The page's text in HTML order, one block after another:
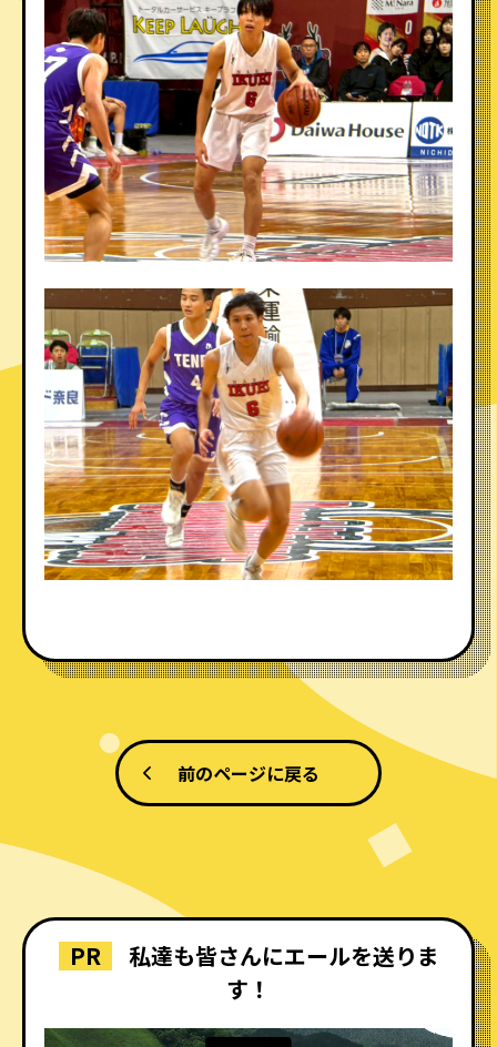
前のページに戻る
PR
私達も皆さんにエールを送りま
す！